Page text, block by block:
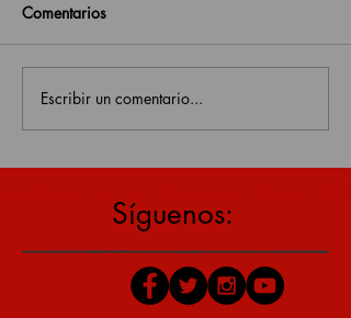
Comentarios
Escribir un comentario...
Síguenos: